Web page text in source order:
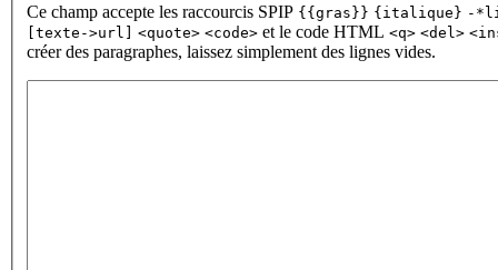
Ce champ accepte les raccourcis SPIP {{gras}} {italique} -
[texte->url] <quote> <code> et le code HTML <q> <del>
créer des paragraphes, laissez simplement des lignes vides.